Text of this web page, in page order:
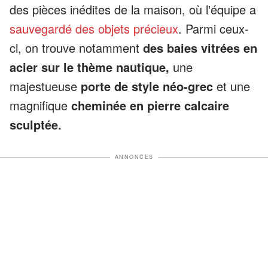
des pièces inédites de la maison, où l'équipe a
sauvegardé des objets précieux. Parmi ceux-
ci, on trouve notamment des baies vitrées en
acier sur le thème nautique, une
majestueuse porte de style néo-grec et une
magnifique cheminée en pierre calcaire
sculptée.
ANNONCES